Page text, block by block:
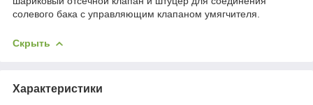
солевого бака с управляющим клапаном умягчителя.
Скрыть
Характеристики